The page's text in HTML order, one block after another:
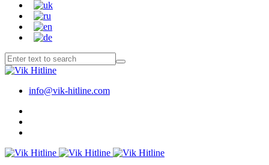
info@vik-hitline.com